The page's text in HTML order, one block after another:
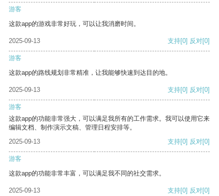
游客
这款app的游戏非常好玩，可以让我消磨时间。
2025-09-13 支持[0] 反对[0]
游客
这款app的路线规划非常精准，让我能够快速到达目的地。
2025-09-13 支持[0] 反对[0]
游客
这款app的功能非常强大，可以满足我所有的工作需求。我可以使用它来
编辑文档、制作演示文稿、管理日程安排等。
2025-09-13
支持[0] 反对[0]
游客
这款app的功能非常丰富，可以满足我不同的社交需求。
2025-09-13 支持[0] 反对[0]